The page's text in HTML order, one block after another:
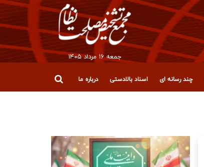
جمعه ۱۶ مرداد ۱۴۰۵
چند رسانه ای اسناد بالادستی درباره ما